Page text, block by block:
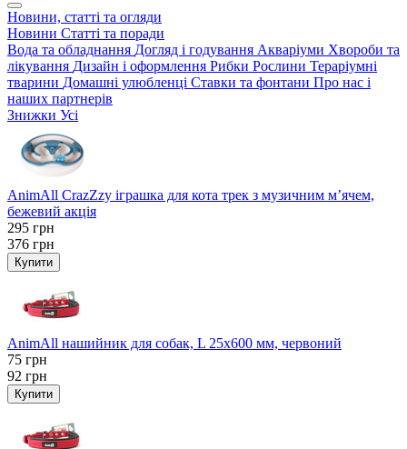
Новини, статті та огляди
Новини Статті та поради
Вода та обладнання Догляд і годування Акваріуми Хвороби та
лікування Дизайн і оформлення Рибки Рослини Тераріумні
тварини Домашні улюбленці Ставки та фонтани Про нас і
наших партнерів
Знижки Усі
AnimAll CrazZzy іграшка для кота трек з музичним м’ячем,
бежевий акція
295 грн
376 грн
Купити
AnimAll нашийник для собак, L 25x600 мм, червоний
75 грн
92 грн
Купити